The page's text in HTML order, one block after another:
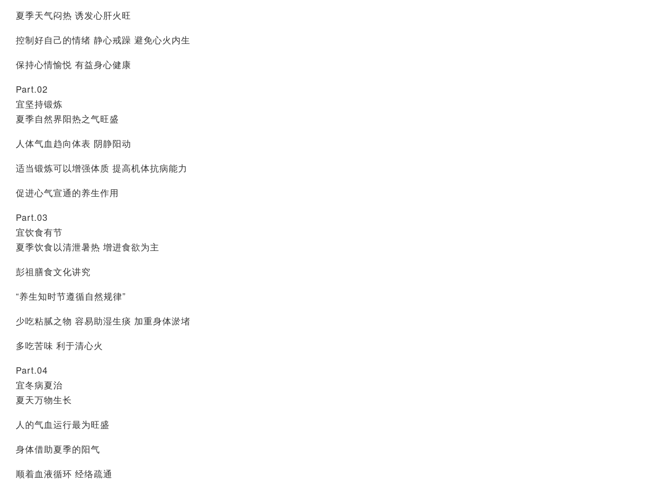
夏季天气闷热 诱发心肝火旺
控制好自己的情绪 静心戒躁 避免心火内生
保持心情愉悦 有益身心健康
Part.02
宜坚持锻炼
夏季自然界阳热之气旺盛
人体气血趋向体表 阴静阳动
适当锻炼可以增强体质 提高机体抗病能力
促进心气宣通的养生作用
Part.03
宜饮食有节
夏季饮食以清泄暑热 增进食欲为主
彭祖膳食文化讲究
“养生知时节遵循自然规律”
少吃粘腻之物 容易助湿生痰 加重身体淤堵
多吃苦味 利于清心火
Part.04
宜冬病夏治
夏天万物生长
人的气血运行最为旺盛
身体借助夏季的阳气
顺着血液循环 经络疏通